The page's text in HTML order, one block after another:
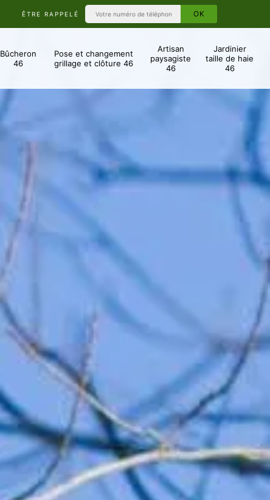
ÊTRE RAPPELÉ
Bûcheron
46
Pose et changement
grillage et clôture 46
Artisan
paysagiste
46
Jardinier
taille de haie
46